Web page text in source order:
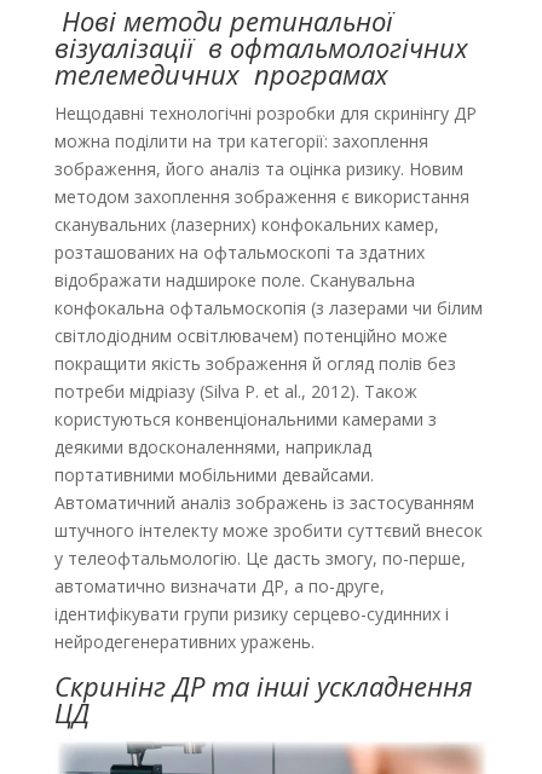
Нові методи ретинальної
візуалізації в офтальмологічних
телемедичних програмах
Нещодавні технологічні розробки для скринінгу ДР
можна поділити на три категорії: захоплення
зображення, його аналіз та оцінка ризику. Новим
методом захоплення зображення є використання
сканувальних (лазерних) конфокальних камер,
розташованих на офтальмоскопі та здатних
відображати надшироке поле. Сканувальна
конфокальна офтальмоскопія (з лазерами чи білим
світлодіодним освітлювачем) потенційно може
покращити якість зображення й огляд полів без
потреби мідріазу (Silva P. et al., 2012). Також
користуються конвенціональними камерами з
деякими вдосконаленнями, наприклад
портативними мобільними девайсами.
Автоматичний аналіз зображень із застосуванням
штучного інтелекту може зробити суттєвий внесок
у телеофтальмологію. Це дасть змогу, по-перше,
автоматично визначати ДР, а по-друге,
ідентифікувати групи ризику серцево-судинних і
нейродегенеративних уражень.
Скринінг ДР та інші ускладнення
ЦД